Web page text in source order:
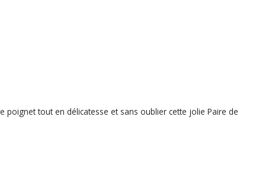
tout en délicatesse et sans oublier cette jolie Paire de